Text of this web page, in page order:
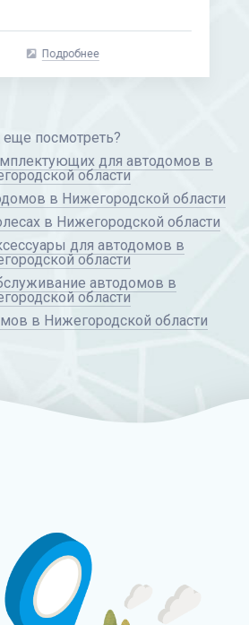
Подробнее
еще посмотреть?
для автодомов в
области
в Нижегородской области
в Нижегородской области
для автодомов в
области
автодомов в
области
в Нижегородской области